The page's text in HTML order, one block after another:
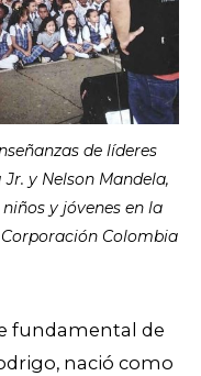
de líderes
y Nelson Mandela,
y jóvenes en la
Colombia
fundamental de
nació como